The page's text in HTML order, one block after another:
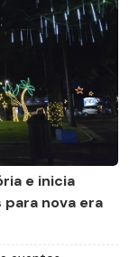
e inicia
nova era